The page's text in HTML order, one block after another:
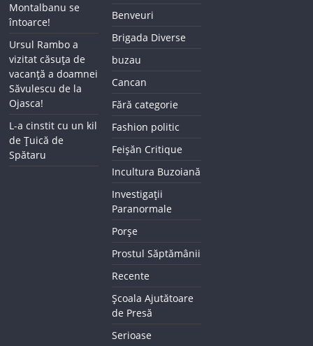
Montalbanu se
întoarce!
Ursul Rambo a
vizitat căsuța de
vacanță a doamnei
Săvulescu de la
Ojasca!
L-a cinstit cu un kil
de Țuică de
Spătaru
Benveuri
Brigada Diverse
buzau
Cancan
Fără categorie
Fashion politic
Feișăn Critique
Incultura Buzoiană
Investigații
Paranormale
Porșe
Prostul Săptămânii
Recente
Școala Ajutătoare
de Presă
Serioase